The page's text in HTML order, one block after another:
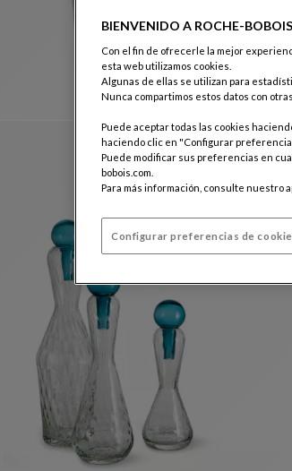
BIENVENIDO A ROCHE-
Con el fin de ofrecerle la mejor
esta web utilizamos cookies.
Algunas de ellas se utilizan para
Nunca compartimos estos datos con
Puede aceptar todas las cookies
haciendo clic en "Configurar
Puede modificar sus preferencias en
bobois.com.
Para más información, consulte nuestro
Configurar preferencias de